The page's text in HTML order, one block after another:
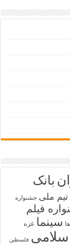
بانک
تیم ملی جشنواره
فیلم
سینما غزه
فلسطین